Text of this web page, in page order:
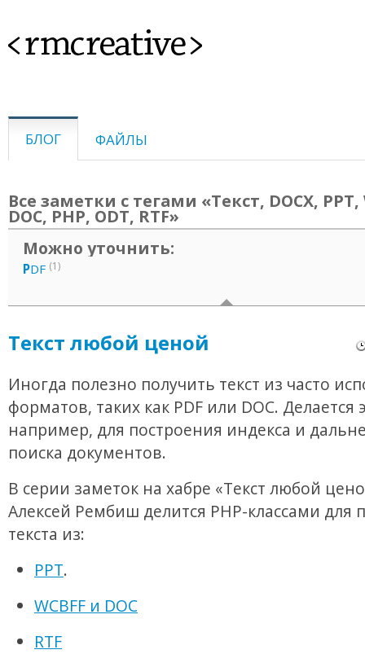
<rmcreative>
БЛОГ ФАЙЛЫ
Все заметки с тегами «Текст, DOCX, PPT,
DOC, PHP, ODT, RTF»
Можно уточнить:
PDF (1)
Текст любой ценой
Иногда полезно получить текст из часто
форматов, таких как PDF или DOC. Делается
например, для построения индекса и
поиска документов.
В серии заметок на хабре «Текст любой
Алексей Рембиш делится PHP-классами для
текста из:
PPT.
WCBFF и DOC
RTF